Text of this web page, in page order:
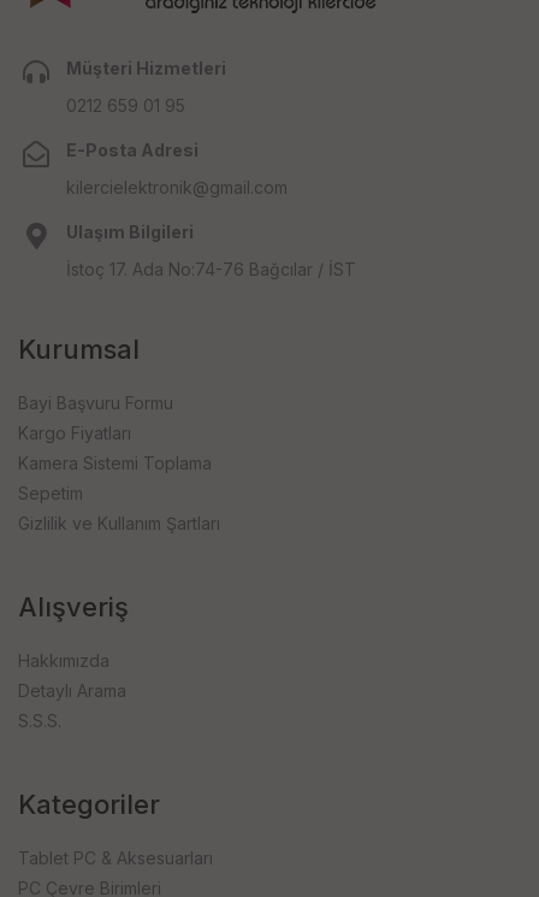
Müşteri Hizmetleri
0212 659 01 95
E-Posta Adresi
kilercielektronik@gmail.com
Ulaşım Bilgileri
İstoç 17. Ada No:74-76 Bağcılar / İST
Kurumsal
Bayi Başvuru Formu
Kargo Fiyatları
Kamera Sistemi Toplama
Sepetim
Gizlilik ve Kullanım Şartları
Alışveriş
Hakkımızda
Detaylı Arama
S.S.S.
Kategoriler
Tablet PC & Aksesuarları
PC Çevre Birimleri